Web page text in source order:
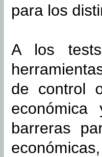
para los
A los
de control
económica
barreras